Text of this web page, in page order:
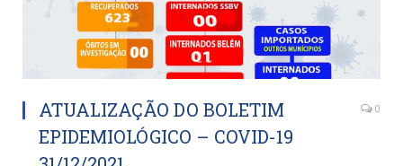
ATUALIZAÇÃO DO BOLETIM
EPIDEMIOLÓGICO – COVID-19
0